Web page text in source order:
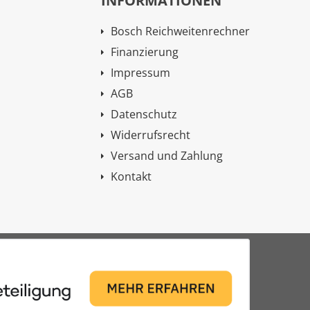
Bosch Reichweitenrechner
Finanzierung
Impressum
AGB
Datenschutz
Widerrufsrecht
Versand und Zahlung
Kontakt